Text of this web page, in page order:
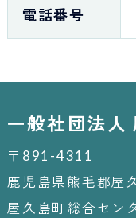
電話番号
一般社団法人
〒891-4311
鹿児島県熊毛郡屋
屋久島町総合セン